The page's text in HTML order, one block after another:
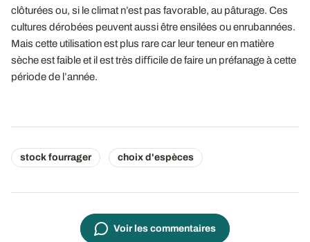
clôturées ou, si le climat n’est pas favorable, au pâturage. Ces
cultures dérobées peuvent aussi être ensilées ou enrubannées.
Mais cette utilisation est plus rare car leur teneur en matière
sèche est faible et il est très diﬃcile de faire un préfanage à cette
période de l’année.
stock fourrager choix d'espèces
Voir les commentaires